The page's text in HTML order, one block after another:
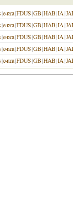
|e-rara|FDUS|GB|HAB|IA|
|e-rara|FDUS|GB|HAB|IA|
|e-rara|FDUS|GB|HAB|IA|
|e-rara|FDUS|GB|HAB|IA|
|e-rara|FDUS|GB|HAB|IA|